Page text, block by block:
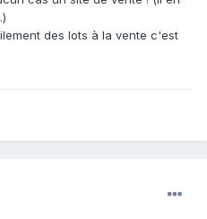
des lots à la vente c'est